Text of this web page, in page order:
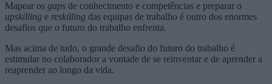
Mapear os gaps de conhecimento e competências e preparar o
upskilling e reskilling das equipas de trabalho é outro dos enormes
desafios que o futuro do trabalho enfrenta.
Mas acima de tudo, o grande desafio do futuro do trabalho é
estimular no colaborador a vontade de se reinventar e de aprender a
reaprender ao longo da vida.